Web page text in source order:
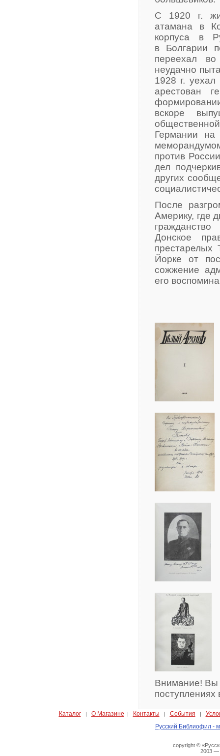
С 1920 г.
атамана в
корпуса в
в Болгарии
переехал
неудачно
1928 г.
арестован
вскоре
Германии на
против
дел
других
После
Америку, где
Донское
престарелых
Йорке от
сожжение
его
Внимание! Вы
Каталог| О Магазине | Контакты | События |
Русский Библиофил -
copyright ©
2003 —